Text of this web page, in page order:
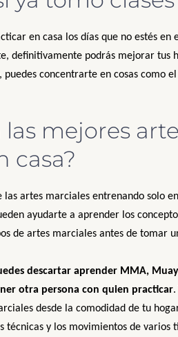
en casa los días que no estés
definitivamente podrás mejorar tus
concentrarte en cosas como
las mejores
casa?
artes marciales entrenando solo
ayudarte a aprender los
de artes marciales antes de tomar
descartar aprender MMA,
otra persona con quien practicar
desde la comodidad de tu
técnicas y los movimientos de